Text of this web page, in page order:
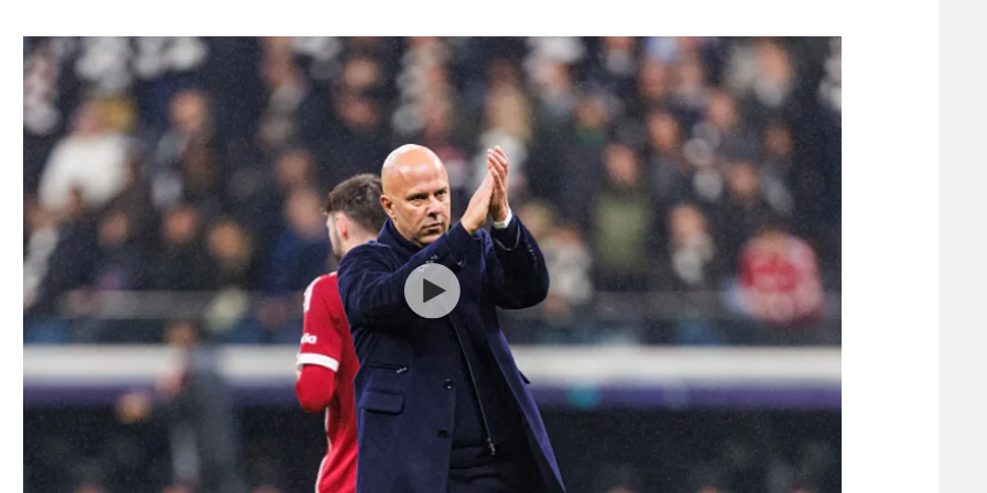
תקנון משתתפים וזוכים בפרסים
תקנון עבור פעילות אלקטרה
תקנון עבור פעילות ספורט 1 – "מרלן"
תנאי שימוש
מדיניות פרטיות
רשיון להקרנה פומבית לבית עסק
הצטרפות לחבילת הערוצים
הפועל תל אביב
הפועל חיפה
הפועל באר שבע
מכבי נתניה
בני יהודה
ליגה סינית
ליגה ברזילאית
ליגות נוספות